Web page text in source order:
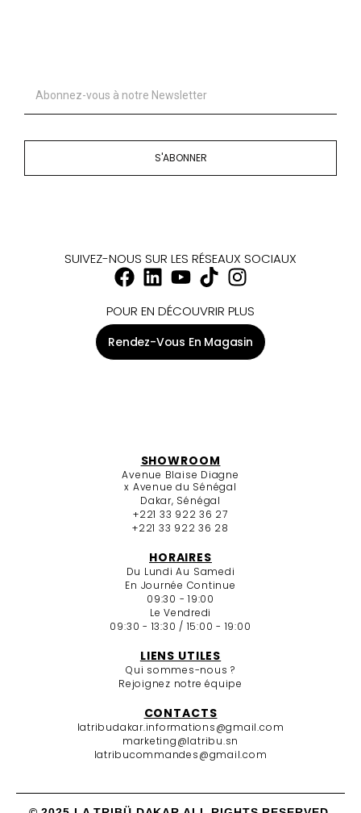
S'ABONNER
SUIVEZ-NOUS SUR LES RÉSEAUX SOCIAUX
POUR EN DÉCOUVRIR PLUS
Rendez-Vous En Magasin
SHOWROOM
Avenue Blaise Diagne
x Avenue du Sénégal
Dakar, Sénégal
+221 33 922 36 27
+221 33 922 36 28
HORAIRES
Du Lundi Au Samedi
En Journée Continue
09:30 - 19:00
Le Vendredi
09:30 - 13:30 / 15:00 - 19:00
LIENS UTILES
Qui sommes-nous ?
Rejoignez notre équipe
CONTACTS
latribudakar.informations@gmail.com
marketing@latribu.sn
latribucommandes@gmail.com